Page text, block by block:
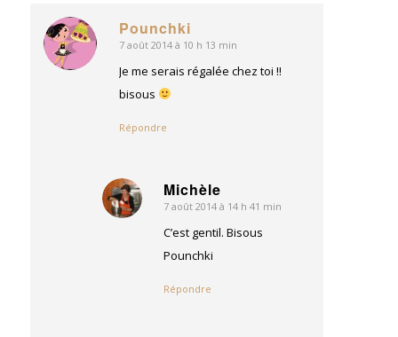
Pounchki
dit
:
7 août 2014 à 10 h 13 min
Je me serais régalée chez toi !!
bisous
Répondre
Michèle
dit
7 août 2014 à 14 h 41 min
C’est gentil. Bisous
Pounchki
Répondre